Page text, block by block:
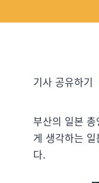
기사 공유하기
부산의 일본
게 생각하는
다.